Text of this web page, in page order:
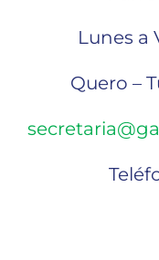
Lunes a
Quero –